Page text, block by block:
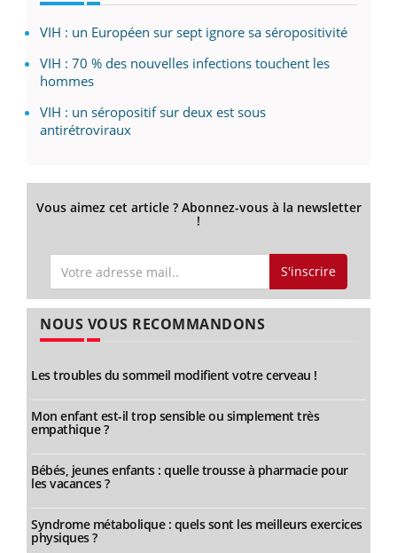
VIH : un Européen sur sept ignore sa séropositivité
VIH : 70 % des nouvelles infections touchent les
hommes
VIH : un séropositif sur deux est sous
antirétroviraux
Vous aimez cet article ? Abonnez-vous à la newsletter
!
S'inscrire
NOUS VOUS RECOMMANDONS
Les troubles du sommeil modifient votre cerveau !
Mon enfant est-il trop sensible ou simplement très
empathique ?
Bébés, jeunes enfants : quelle trousse à pharmacie pour
les vacances ?
Syndrome métabolique : quels sont les meilleurs exercices
physiques ?